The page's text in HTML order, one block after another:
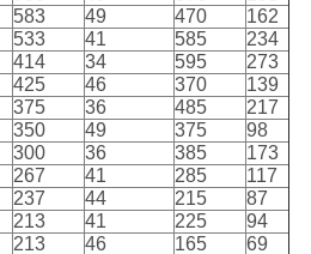
583 49 470
162
533 41 585
234
414 34 595
273
425 46 370
139
375 36 485
217
350 49 375
98
300 36 385
173
267 41 285
117
237 44 215
87
213 41 225
94
213 46 165
69